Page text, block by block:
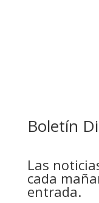
Boletín
Las
cada
entrada.